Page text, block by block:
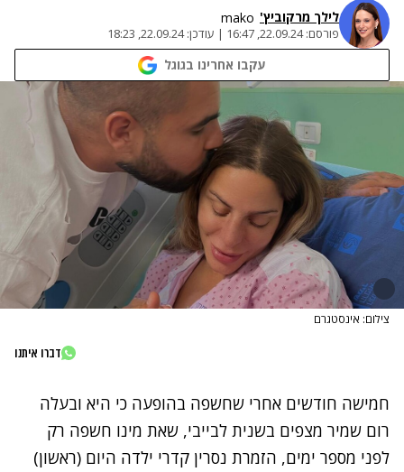
לילך מרקוביץ' mako
פורסם:22.09.24, 16:47
| עודכן:22.09.24, 18:23
עקבו אחרינו בגוגל
צילום: אינסטגרם
דברו איתנו
חמישה חודשים אחרי שחשפה בהופעה כי היא ובעלה
רום שמיר מצפים בשנית לבייבי, שאת מינו חשפה רק
לפני מספר ימים, הזמרת נסרין קדרי ילדה היום (ראשון)